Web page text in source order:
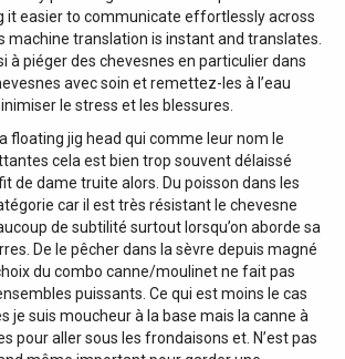
it easier to communicate effortlessly across
machine translation is instant and translates.
à piéger des chevesnes en particulier dans
avec soin et remettez-les à l’eau
le stress et les blessures.
floating jig head qui comme leur nom le
cela est bien trop souvent délaissé
de dame truite alors. Du poisson dans les
car il est très résistant le chevesne
de subtilité surtout lorsqu’on aborde sa
De le pêcher dans la sèvre depuis magné
du combo canne/moulinet ne fait pas
puissants. Ce qui est moins le cas
je suis moucheur à la base mais la canne à
pour aller sous les frondaisons et. N’est pas